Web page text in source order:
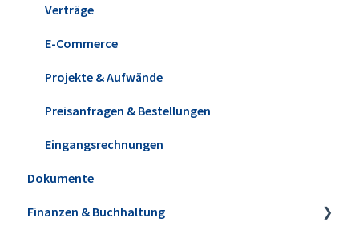
Verträge
E-Commerce
Projekte & Aufwände
Preisanfragen & Bestellungen
Eingangsrechnungen
Dokumente
Finanzen & Buchhaltung